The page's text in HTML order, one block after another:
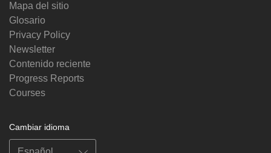
Mapa del sitio
Glosario
Privacy Policy
Newsletter
Contenido reciente
Progress Reports
Courses
Cambiar idioma